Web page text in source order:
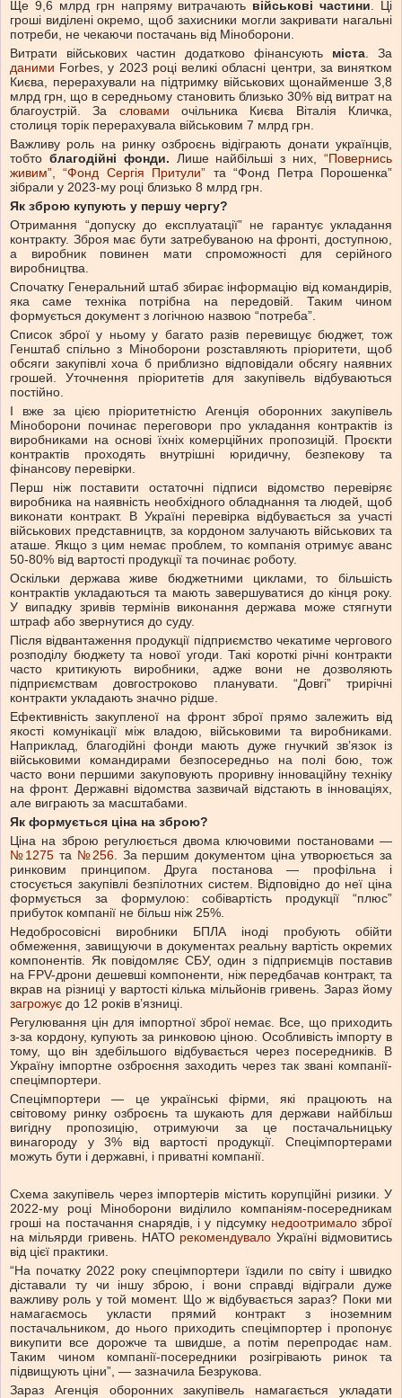
Ще 9,6 млрд грн напряму витрачають військові частини. Ці
гроші виділені окремо, щоб захисники могли закривати нагальні
потреби, не чекаючи постачань від Міноборони.
Витрати військових частин додатково фінансують міста. За
даними Forbes, у 2023 році великі обласні центри, за винятком
Києва, перерахували на підтримку військових щонайменше 3,8
млрд грн, що в середньому становить близько 30% від витрат на
благоустрій. За словами очільника Києва Віталія Кличка,
столиця торік перерахувала військовим 7 млрд грн.
Важливу роль на ринку озброєнь відіграють донати українців,
тобто благодійні фонди. Лише найбільші з них,“Повернись
живим”,“Фонд Сергія Притули” та “Фонд Петра Порошенка”
зібрали у 2023-му році близько 8 млрд грн.
Як зброю купують у першу чергу?
Отримання “допуску до експлуатації” не гарантує укладання
контракту. Зброя має бути затребуваною на фронті, доступною,
а виробник повинен мати спроможності для серійного
виробництва.
Спочатку Генеральний штаб збирає інформацію від командирів,
яка саме техніка потрібна на передовій. Таким чином
формується документ з логічною назвою “потреба”.
Список зброї у ньому у багато разів перевищує бюджет, тож
Генштаб спільно з Міноборони розставляють пріоритети, щоб
обсяги закупівлі хоча б приблизно відповідали обсягу наявних
грошей. Уточнення пріоритетів для закупівель відбуваються
постійно.
І вже за цією пріоритетністю Агенція оборонних закупівель
Міноборони починає переговори про укладання контрактів із
виробниками на основі їхніх комерційних пропозицій. Проєкти
контрактів проходять внутрішні юридичну, безпекову та
фінансову перевірки.
Перш ніж поставити остаточні підписи відомство перевіряє
виробника на наявність необхідного обладнання та людей, щоб
виконати контракт. В Україні перевірка відбувається за участі
військових представництв, за кордоном залучають військових та
аташе. Якщо з цим немає проблем, то компанія отримує аванс
50-80% від вартості продукції та починає роботу.
Оскільки держава живе бюджетними циклами, то більшість
контрактів укладаються та мають завершуватися до кінця року.
У випадку зривів термінів виконання держава може стягнути
штраф або звернутися до суду.
Після відвантаження продукції підприємство чекатиме чергового
розподілу бюджету та нової угоди. Такі короткі річні контракти
часто критикують виробники, адже вони не дозволяють
підприємствам довгостроково планувати. “Довгі” трирічні
контракти укладають значно рідше.
Ефективність закупленої на фронт зброї прямо залежить від
якості комунікації між владою, військовими та виробниками.
Наприклад, благодійні фонди мають дуже гнучкий зв’язок із
військовими командирами безпосередньо на полі бою, тож
часто вони першими закуповують проривну інноваційну техніку
на фронт. Державні відомства зазвичай відстають в інноваціях,
але виграють за масштабами.
Як формується ціна на зброю?
Ціна на зброю регулюється двома ключовими постановами —
№1275та №256. За першим документом ціна утворюється за
ринковим принципом. Друга постанова — профільна і
стосується закупівлі безпілотних систем. Відповідно до неї ціна
формується за формулою: собівартість продукції “плюс”
прибуток компанії не більш ніж 25%.
Недобросовісні виробники БПЛА іноді пробують обійти
обмеження, завищуючи в документах реальну вартість окремих
компонентів. Як повідомляє СБУ, один з підприємців поставив
на FPV-дрони дешевші компоненти, ніж передбачав контракт, та
вкрав на різниці у вартості кілька мільйонів гривень. Зараз йому
загрожує до 12 років в’язниці.
Регулювання цін для імпортної зброї немає. Все, що приходить
з-за кордону, купують за ринковою ціною. Особливість імпорту в
тому, що він здебільшого відбувається через посередників. В
Україну імпортне озброєння заходить через так звані компанії-
спецімпортери.
Спецімпортери — це українські фірми, які працюють на
світовому ринку озброєнь та шукають для держави найбільш
вигідну пропозицію, отримуючи за це постачальницьку
винагороду у 3% від вартості продукції. Спецімпортерами
можуть бути і державні, і приватні компанії.
Схема закупівель через імпортерів містить корупційні ризики. У
2022-му році Міноборони виділило компаніям-посередникам
гроші на постачання снарядів, і у підсумку недоотрималозброї
на мільярди гривень. НАТО рекомендувало Україні відмовитись
від цієї практики.
“На початку 2022 року спецімпортери їздили по світу і швидко
діставали ту чи іншу зброю, і вони справді відіграли дуже
важливу роль у той момент. Що ж відбувається зараз? Поки ми
намагаємось укласти прямий контракт з іноземним
постачальником, до нього приходить спецімпортер і пропонує
викупити все дорожче та швидше, а потім перепродає нам.
Таким чином компанії-посередники розігрівають ринок та
підвищують ціни”, — зазначила Безрукова.
Зараз Агенція оборонних закупівель намагається укладати